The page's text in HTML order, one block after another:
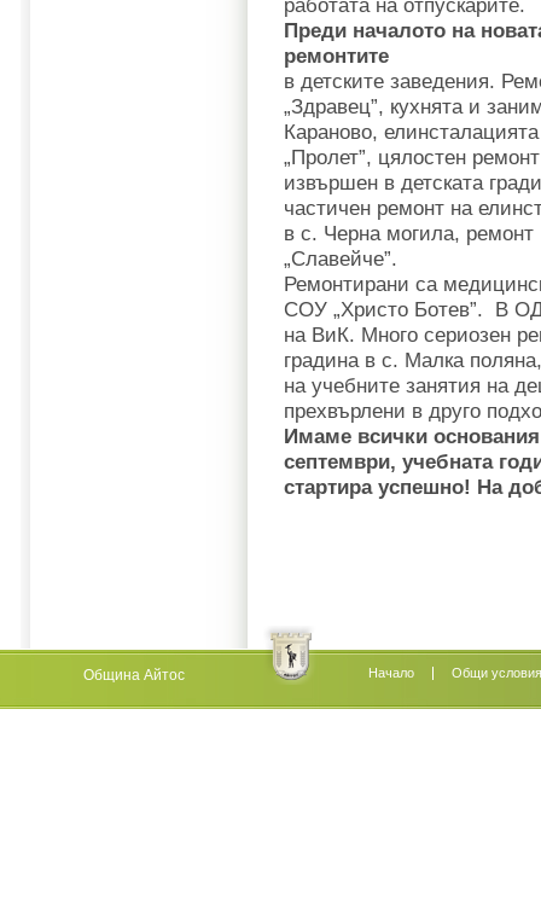
работата на отпускарите.
Преди началото на
ремонтите
в детските заведения.
„Здравец”, кухнята и
Караново,
„Пролет”, цялостен
извършен в детската
частичен ремонт на
в с. Черна могила,
„Славейче”.
Ремонтирани са
СОУ „Христо Ботев”. В
на ВиК. Много сериозен
градина в с. Малка
на учебните занятия на
прехвърлени в друго
Имаме всички
септември, учебната
стартира успешно! На
Община Айтос Начало Oбщи условия